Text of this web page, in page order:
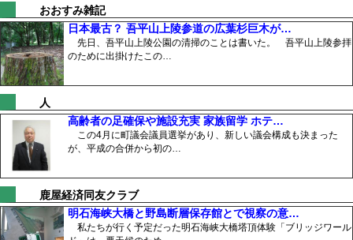
おおすみ雑記
日本最古？ 吾平山上陵参道の広葉杉巨木が…
先日、吾平山上陵公園の清掃のことは書いた。 吾平山上陵参拝
のために出掛けたこの…
人
高齢者の足確保や施設充実 家族留学 ホテ…
この4月に町議会議員選挙があり、新しい議会構成も決まった
が、平成の合併から初の…
鹿屋経済同友クラブ
明石海峡大橋と野島断層保存館とで視察の意…
私たちが行く予定だった明石海峡大橋塔頂体験「ブリッジワール